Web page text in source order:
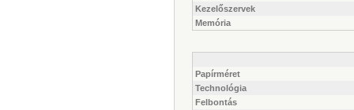
Kezelőszervek
Memória
Papírméret
Technológia
Felbontás